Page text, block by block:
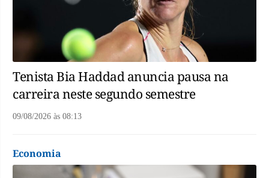
Tenista Bia Haddad anuncia pausa na
carreira neste segundo semestre
09/08/2026 às 08:13
Economia